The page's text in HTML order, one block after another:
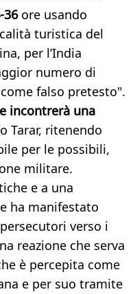
36ore usando
turistica del
per l’India
numero di
falso pretesto".
incontrerà una
Tarar, ritenendo
per le possibili,
militare.
e a una
ha manifestato
verso i
reazione che serva
è percepita come
e per suo tramite